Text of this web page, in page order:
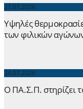
27.07.2026
Yψηλές
των φιλικών
24.07.2026
Ο ΠΑ.Σ.Π. στηρίζει